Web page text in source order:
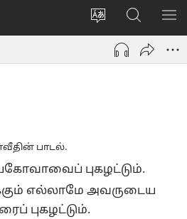
மொழியை
மாற்றவும்
உள்நுழைக
window)
JW.ORG-
ல்
தேடவும்
பாடல்.
புகழட்டும்.
எல்லாமே அவருடைய
புகழட்டும்.